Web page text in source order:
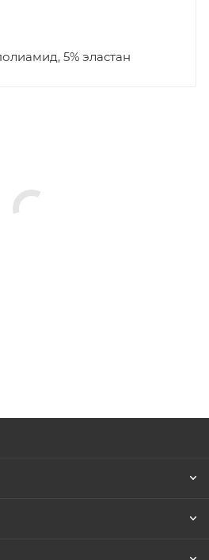
5% эластан